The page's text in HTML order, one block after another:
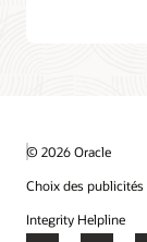
© 2026 Oracle
Choix des publicités
Integrity Helpline